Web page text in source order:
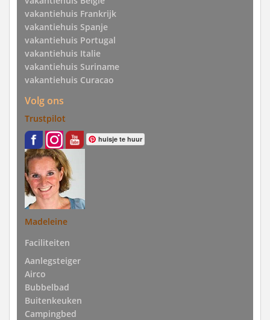
vakantiehuis Frankrijk
vakantiehuis Spanje
vakantiehuis Portugal
vakantiehuis Italie
vakantiehuis Suriname
vakantiehuis Curacao
Volg ons
Trustpilot
huisje te huur
Madeleine
Faciliteiten
Aanlegsteiger
Airco
Bubbelbad
Buitenkeuken
Campingbed